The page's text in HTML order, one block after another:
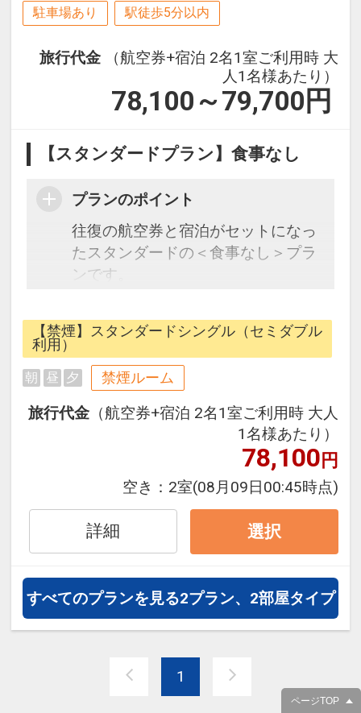
駐車場あり 駅徒歩5分以内
旅行代金
（航空券+宿泊 2名1室ご利用時 大
人1名様あたり）
78,100～79,700 円
【スタンダードプラン】食事なし
プランのポイント
往復の航空券と宿泊がセットになっ
たスタンダードの＜食事なし＞プラ
ンです。
できるダイナミックパッケージだか
ら、一都市滞在はもちろん周遊旅行
にも最適！
旅行期間中の1泊だけの宿泊や延
泊・飛び泊なども自由自在です。
JALマイレージ会員の方にはフライ
トマイルが50%貯まります。
●2026年6月1日、客室やロビー、レ
ストランなどをリニューアルしてリ
ブランドオープンいたしました。
■宿泊者特典
ミネラルウォーターをお1人様1本プ
レゼント
【禁煙】スタンダードシングル（セミダブル
利用）
朝 昼 夕 禁煙ルーム
旅行代金 （航空券+宿泊 2名1室ご利用時 大人
1名様あたり）
78,100円
空き： 2室(08月09日00:45時点)
詳細 選択
すべてのプランを見る2プラン、2部屋タイプ
1
ページTOP